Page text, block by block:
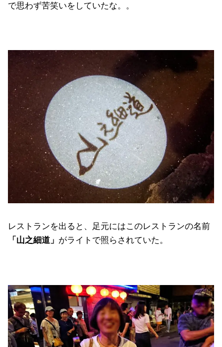
で思わず苦笑いをしていたな。。
レストランを出ると、足元にはこのレストランの名前
「山之細道」 がライトで照らされていた。